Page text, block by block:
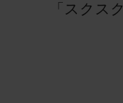
「スクス